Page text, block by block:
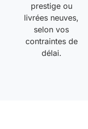
prestige ou
livrées neuves,
selon vos
contraintes de
délai.